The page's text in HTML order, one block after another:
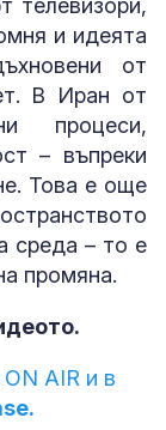
телевизори,
и идеята
от
В Иран от
процеси,
– въпреки
Това е още
среда – то е
промяна.
AIR и в